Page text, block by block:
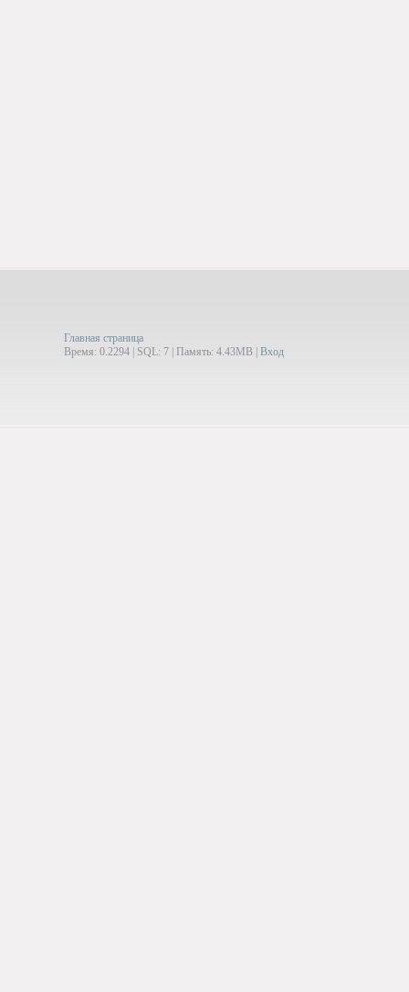
Главная страница
Время: 0.2294 | SQL: 7 | Память: 4.43MB Вход